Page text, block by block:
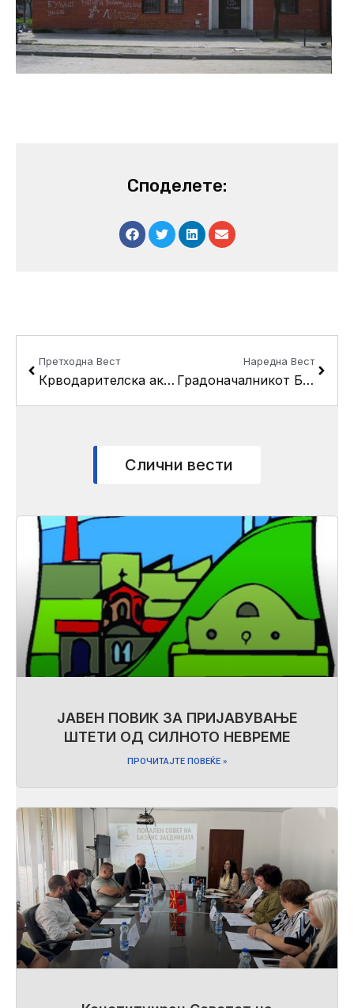
Споделете:
Претходна Вест
Крводарителска акција во Усје
Наредна Вест
Градоначалникот Беличанец – Алексиќ ги посети урбаните заедници “11-ти Октомври-згради” и “Никола Кљусев”
Слични вести
ЈАВЕН ПОВИК ЗА ПРИЈАВУВАЊЕ
ШТЕТИ ОД СИЛНОТО НЕВРЕМЕ
ПРОЧИТАЈТЕ ПОВЕЌЕ »